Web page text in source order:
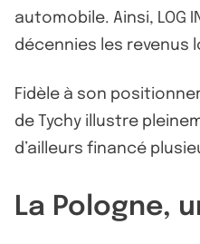
automobile. Ainsi, LOG
décennies les revenus
Fidèle à son
de Tychy illustre
d’ailleurs financé
La Pologne,